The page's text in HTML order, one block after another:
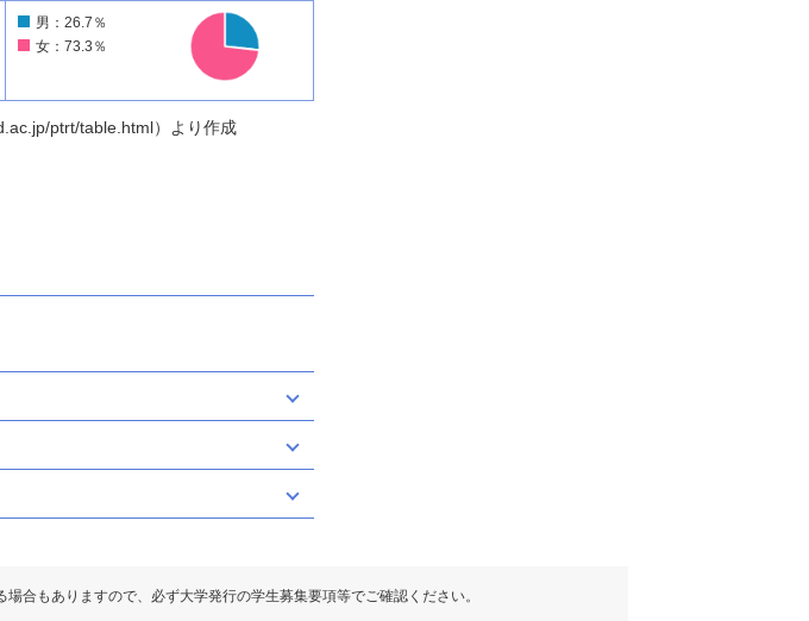
男：26.7％
女：73.3％
ptrt/table.html）より作成
合もありますので、必ず大学発行の学生募集要項等でご確認ください。